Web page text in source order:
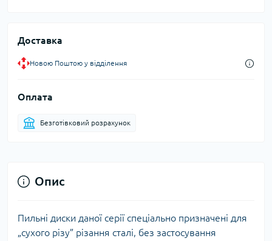
Доставка
Новою Поштою у відділення
Оплата
Безготівковий розрахунок
Опис
Пильні диски даної серії спеціально призначені для
„сухого різу” різання сталі, без застосування